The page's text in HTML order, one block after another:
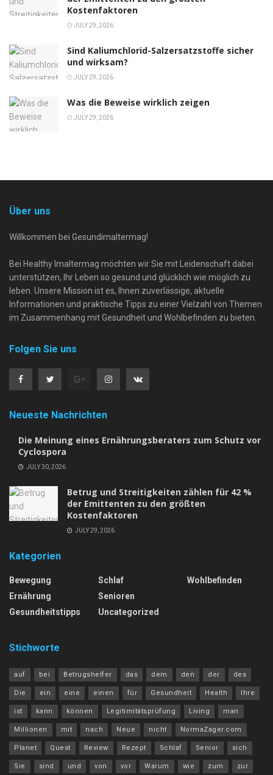
Kostenfaktoren
JULY 29, 2026
Sind Kaliumchlorid-Salzersatzstoffe sicher
und wirksam?
JULY 29, 2026
Was die Beweise wirklich zeigen
JULY 29, 2026
Über uns
Willkommen bei Gesundimaltermag!
Bei Healthy Imaltermag möchten wir Sie mit Leidenschaft dabei
unterstützen, Ihr Leben so gesund und glücklich wie möglich zu
leben. Unsere Mission ist es, Ihnen zuverlässige, aktuelle
Informationen und praktische Tipps zu einer Vielzahl von Themen
im Zusammenhang mit Gesundheit und Wohlbefinden zu bieten.
Folgen Sie uns
Neueste Nachrichten
Die Meinung eines Ernährungsberaters zum Schutz vor
Cyclospora
JULY 30, 2026
Betrug und Streitigkeiten zählen für 42 %
der Emittenten zu den größten
Kostenfaktoren
JULY 29, 2026
Kategorien
Bewegung
Ernährung
Gesundheitstipps
Schlaf
Senioren
Uncategorized
Wohlbefinden
Stichworte
auf bei Betrugshelfer das dem den der des
Die ein eine einen für Gesundheit Health Ihre
ist kann können Legitimitätsprüfung Living man
Millionen mit nach Neue nicht NormaZager.com
Planet Quest Review Rezept Schlaf Senior sich
Sie sind und von vor Warum wie zum zur